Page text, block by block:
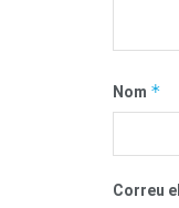
Nom *
Correu